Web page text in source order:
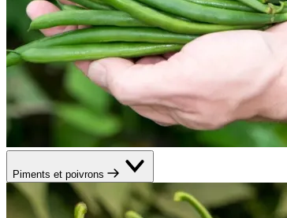
Piments et poivrons